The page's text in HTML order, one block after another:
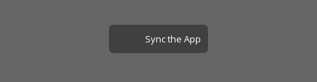
Sync the App